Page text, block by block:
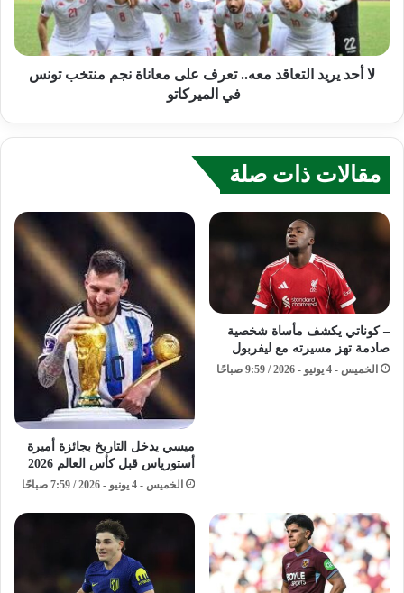
لا أحد يريد التعاقد معه.. تعرف على معاناة نجم منتخب تونس
في الميركاتو
مقالات ذات صلة
– كوناتي يكشف مأساة شخصية
صادمة تهز مسيرته مع ليفربول
الخميس - 4 يونيو - 2026 / 9:59 صباحًا
ميسي يدخل التاريخ بجائزة أميرة
أستورياس قبل كأس العالم 2026
الخميس - 4 يونيو - 2026 / 7:59 صباحًا